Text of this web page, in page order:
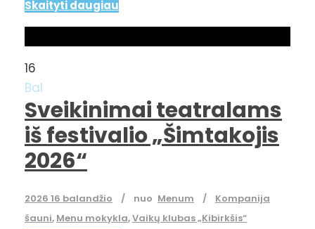
Skaityti daugiau
16
Bal
Sveikinimai teatralams
iš festivalio „Šimtakojis
2026“
2026 16 balandžio nuo Menum
Kompanija
šauni, Menu mokykla,Vaikų klubas „Kibirkšis“